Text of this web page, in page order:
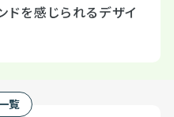
ドを感じられるデザイ
覧